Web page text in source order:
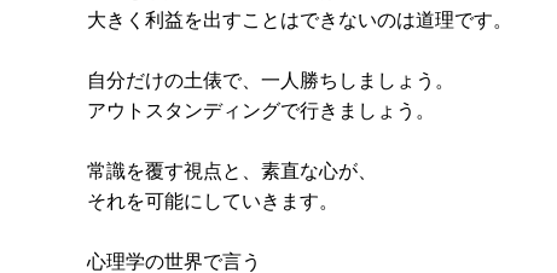
大きく利益を出すことはできないのは道理です。
自分だけの土俵で、一人勝ちしましょう。
アウトスタンディングで行きましょう。
常識を覆す視点と、素直な心が、
それを可能にしていきます。
心理学の世界で言う